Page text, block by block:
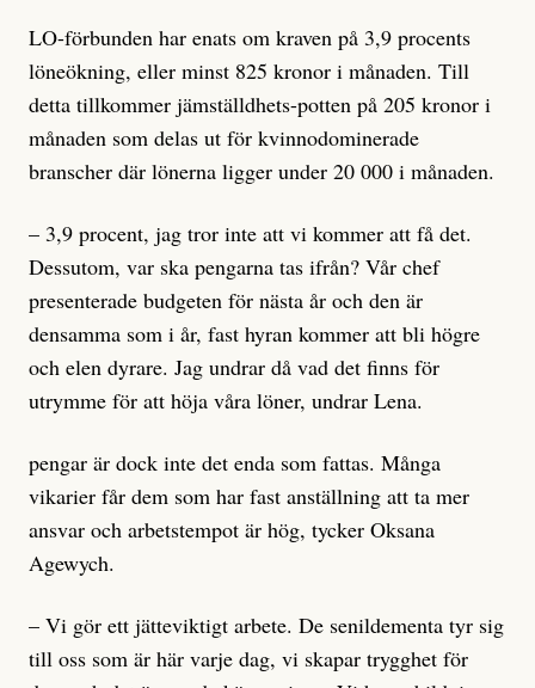
LO-förbunden har enats om kraven på 3,9 procents
löneökning, eller minst 825 kronor i månaden. Till
detta tillkommer jämställdhets-potten på 205 kronor i
månaden som delas ut för kvinnodominerade
branscher där lönerna ligger under 20 000 i månaden.
– 3,9 procent, jag tror inte att vi kommer att få det.
Dessutom, var ska pengarna tas ifrån? Vår chef
presenterade budgeten för nästa år och den är
densamma som i år, fast hyran kommer att bli högre
och elen dyrare. Jag undrar då vad det finns för
utrymme för att höja våra löner, undrar Lena.
pengar är dock inte det enda som fattas. Många
vikarier får dem som har fast anställning att ta mer
ansvar och arbetstempot är hög, tycker Oksana
Agewych.
– Vi gör ett jätteviktigt arbete. De senildementa tyr sig
till oss som är här varje dag, vi skapar trygghet för